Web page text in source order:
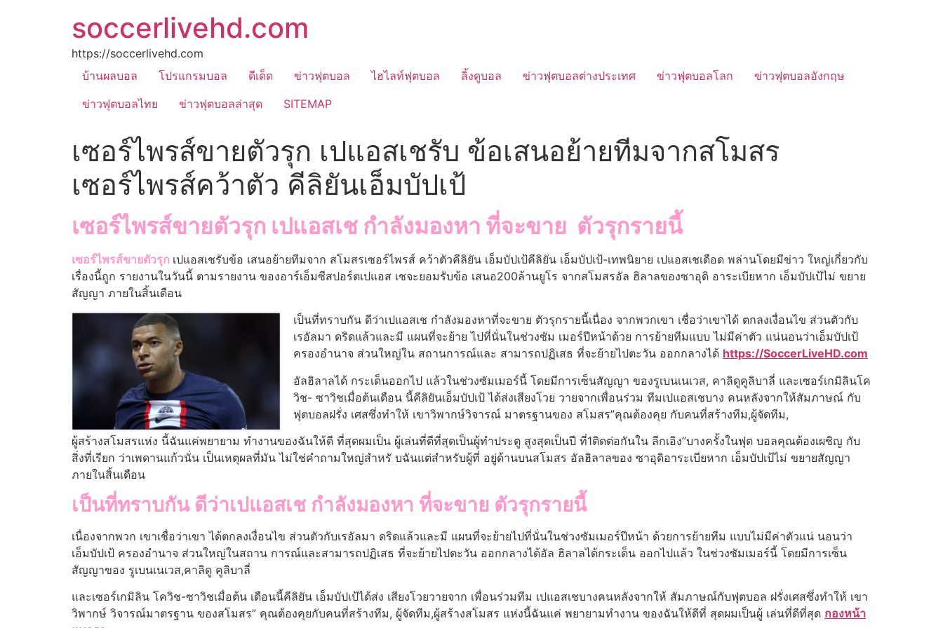
soccerlivehd.com
https://soccerlivehd.com
บ้านผลบอล
โปรแกรมบอล ดีเด็ด ข่าวฟุตบอล ไฮไลท์ฟุตบอล ลิ้งดูบอล ข่าวฟุตบอลต่างประเทศ ข่าวฟุตบอลโลก
ข่าวฟุตบอลอังกฤษ
ข่าวฟุตบอลไทย
ข่าวฟุตบอลล่าสุด SITEMAP
เซอร์ไพรส์ขายตัวรุก เปแอสเชรับ ข้อเสนอย้ายทีมจากสโมสร
เซอร์ไพรส์คว้าตัว คีลิยันเอ็มบัปเป้
เซอร์ไพรส์ขายตัวรุก เปแอสเช กําลังมองหา ที่จะขาย ตัวรุกรายนี้
เซอร์ไพรส์ขายตัวรุก เปแอสเชรับข้อ เสนอย้ายทีมจาก สโมสรเซอร์ไพรส์ คว้าตัวคีลิยัน เอ็มบัปเป้คีลิยัน เอ็มบัปเป้-เทพนิยาย เปแอสเชเดือด พล่านโดยมีข่าว ใหญ่เกี่ยวกับ
เรื่องนี้ถูก รายงานในวันนี้ ตามรายงาน ของอาร์เอ็มซีสปอร์ตเปแอส เชจะยอมรับข้อ เสนอ200ล้านยูโร จากสโมสรอัล ฮิลาลของซาอุดิ อาระเบียหาก เอ็มบัปเป้ไม่ ขยาย
สัญญา ภายในสิ้นเดือน
เป็นที่ทราบกัน ดีว่าเปแอสเช กําลังมองหาที่จะขาย ตัวรุกรายนี้เนื่อง จากพวกเขา เชื่อว่าเขาได้ ตกลงเงื่อนไข ส่วนตัวกับ
เรอัลมา ดริดแล้วและมี แผนที่จะย้าย ไปที่นั่นในช่วงซัม เมอร์ปีหน้าด้วย การย้ายทีมแบบ ไม่มีค่าตัว แน่นอนว่าเอ็มบัปเป้
ครองอํานาจ ส่วนใหญ่ใน สถานการณ์และ สามารถปฏิเสธ ที่จะย้ายไปตะวัน ออกกลางได้ https://SoccerLiveHD.com
อัลฮิลาลได้ กระเด็นออกไป แล้วในช่วงซัมเมอร์นี้ โดยมีการเซ็นสัญญา ของรูเบนเนเวส, คาลิดูคูลิบาลี่ และเซอร์เกมิลินโค
วิช- ซาวิชเมื่อต้นเดือน นี้คีลิยันเอ็มบัปเป้ ได้ส่งเสียงโวย วายจากเพื่อนร่วม ทีมเปแอสเชบาง คนหลังจากให้สัมภาษณ์ กับ
ฟุตบอลฝรั่ง เศสซึ่งทําให้ เขาวิพากษ์วิจารณ์ มาตรฐานของ สโมสร”คุณต้องคุย กับคนที่สร้างทีม,ผู้จัดทีม,
ผู้สร้างสโมสรแห่ง นี้ฉันแค่พยายาม ทํางานของฉันให้ดี ที่สุดผมเป็น ผู้เล่นที่ดีที่สุดเป็นผู้ทําประตู สูงสุดเป็นปี ที่1ติดต่อกันใน ลีกเอิง”บางครั้งในฟุต บอลคุณต้องเผชิญ กับ
สิ่งที่เรียก ว่าเพดานแก้วนั่น เป็นเหตุผลที่มัน ไม่ใช่คําถามใหญ่สําหรั บฉันแต่สําหรับผู้ที่ อยู่ด้านบนสโมสร อัลฮิลาลของ ซาอุดิอาระเบียหาก เอ็มบัปเป้ไม่ ขยายสัญญา
ภายในสิ้นเดือน
เป็นที่ทราบกัน ดีว่าเปแอสเช กําลังมองหา ที่จะขาย ตัวรุกรายนี้
เนื่องจากพวก เขาเชื่อว่าเขา ได้ตกลงเงื่อนไข ส่วนตัวกับเรอัลมา ดริดแล้วและมี แผนที่จะย้ายไปที่นั่นในช่วงซัมเมอร์ปีหน้า ด้วยการย้ายทีม แบบไม่มีค่าตัวแน่ นอนว่า
เอ็มบัปเป้ ครองอํานาจ ส่วนใหญ่ในสถาน การณ์และสามารถปฏิเสธ ที่จะย้ายไปตะวัน ออกกลางได้อัล ฮิลาลได้กระเด็น ออกไปแล้ว ในช่วงซัมเมอร์นี้ โดยมีการเซ็น
สัญญาของ รูเบนเนเวส,คาลิดู คูลิบาลี่
และเซอร์เกมิลิน โควิช-ซาวิชเมื่อต้น เดือนนี้คีลิยัน เอ็มบัปเป้ได้ส่ง เสียงโวยวายจาก เพื่อนร่วมทีม เปแอสเชบางคนหลังจากให้ สัมภาษณ์กับฟุตบอล ฝรั่งเศสซึ่งทําให้ เขา
วิพากษ์ วิจารณ์มาตรฐาน ของสโมสร” คุณต้องคุยกับคนที่สร้างทีม, ผู้จัดทีม,ผู้สร้างสโมสร แห่งนี้ฉันแค่ พยายามทํางาน ของฉันให้ดีที่ สุดผมเป็นผู้ เล่นที่ดีที่สุด กองหน้า